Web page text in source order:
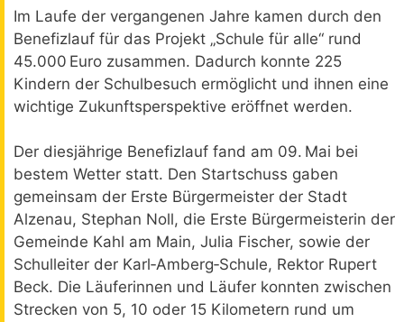
Im Laufe der vergangenen Jahre kamen durch den
Benefizlauf für das Projekt „Schule für alle“ rund
45.000 Euro zusammen. Dadurch konnte 225
Kindern der Schulbesuch ermöglicht und ihnen eine
wichtige Zukunftsperspektive eröffnet werden.
Der diesjährige Benefizlauf fand am 09. Mai bei
bestem Wetter statt. Den Startschuss gaben
gemeinsam der Erste Bürgermeister der Stadt
Alzenau, Stephan Noll, die Erste Bürgermeisterin der
Gemeinde Kahl am Main, Julia Fischer, sowie der
Schulleiter der Karl‑Amberg‑Schule, Rektor Rupert
Beck. Die Läuferinnen und Läufer konnten zwischen
Strecken von 5, 10 oder 15 Kilometern rund um